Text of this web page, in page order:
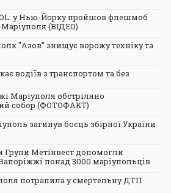
у Нью-Йорку пройшов флешмоб
(ВІДЕО)
"Азов" знищує ворожу техніку та
водіїв з транспортом та без
Маріуполя обстріляно
собор (ФОТОФАКТ)
загинув боєць збірної України
Групи Метінвест допомогли
понад 3000 маріупольців
потрапила у смертельну ДТП